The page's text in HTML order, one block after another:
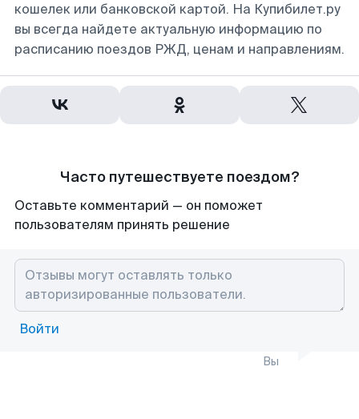
кошелек или банковской картой. На Купибилет.ру
вы всегда найдете актуальную информацию по
расписанию поездов РЖД, ценам и направлениям.
Часто путешествуете поездом?
Оставьте комментарий — он поможет
пользователям принять решение
Войти
Вы